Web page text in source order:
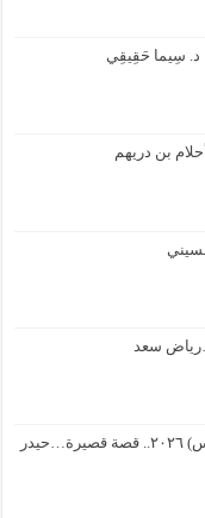
سِيما حَقِيقِي
بن دريهم
…رياض سعد
بغضُ مِنْ ذكرى ٣ آب (أغسطس) ٢٠٢٦.. قصة قصيرة…حيدر